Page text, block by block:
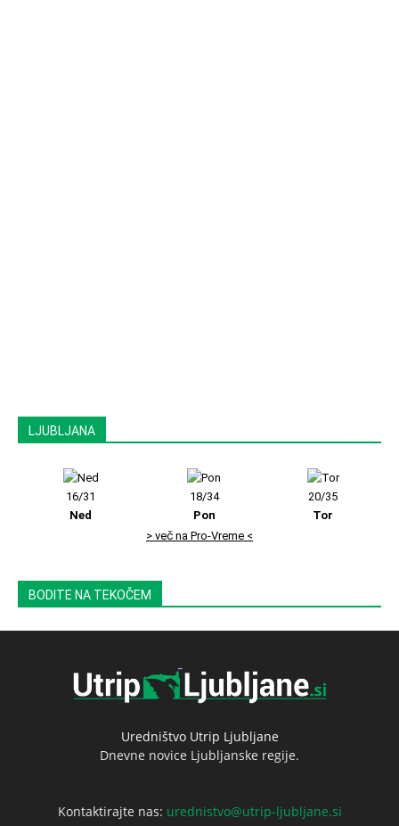
LJUBLJANA
16/31
Ned
18/34
Pon
20/35
Tor
> več na Pro-Vreme <
BODITE NA TEKOČEM
Uredništvo Utrip Ljubljane
Dnevne novice Ljubljanske regije.
Kontaktirajte nas: urednistvo@utrip-ljubljane.si